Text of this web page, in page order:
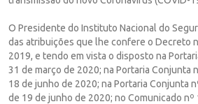
O Presidente do Instituto Nacional do
das atribuições que lhe confere o Decreto
2019, e tendo em vista o disposto na
31 de março de 2020; na Portaria Conjunta
18 de junho de 2020; na Portaria Conjunta
de 19 de junho de 2020; no Comunicado